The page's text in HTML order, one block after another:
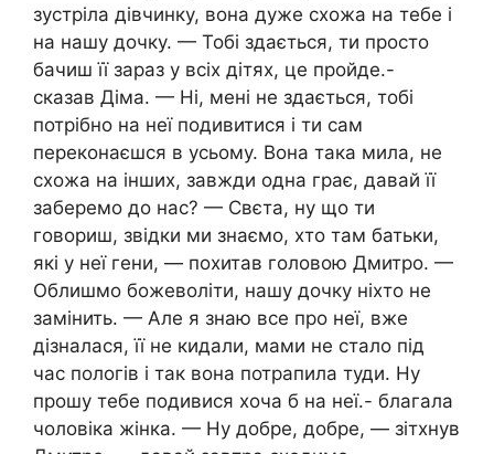
зустріла дівчинку, вона дуже схожа на тебе і
на нашу дочку. — Тобі здається, ти просто
бачиш її зараз у всіх дітях, це пройде.-
сказав Діма. — Ні, мені не здається, тобі
потрібно на неї подивитися і ти сам
переконаєшся в усьому. Вона така мила, не
схожа на інших, завжди одна грає, давай її
заберемо до нас? — Свєта, ну що ти
говориш, звідки ми знаємо, хто там батьки,
які у неї гени, — похитав головою Дмитро. —
Облишмо божеволіти, нашу дочку ніхто не
замінить. — Але я знаю все про неї, вже
дізналася, її не кидали, мами не стало під
час пологів і так вона потрапила туди. Ну
прошу тебе подивися хоча б на неї.- благала
чоловіка жінка. — Ну добре, добре, — зітхнув